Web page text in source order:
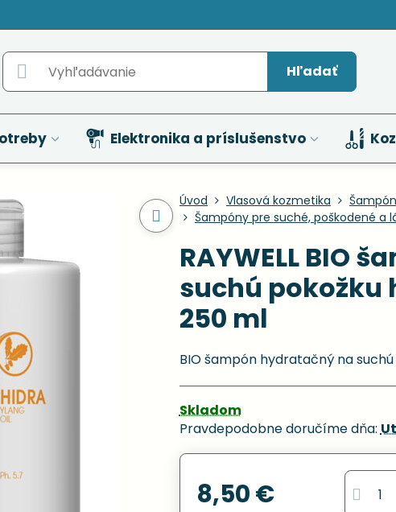
Hľadať
Elektronika a príslušenstvo
Úvod Vlasová kozmetika
Šampóny pre suché, poškodené a
RAYWELL BIO
suchú pokožku
250 ml
BIO šampón hydratačný na
Skladom
Pravdepodobne doručíme dňa:
8,50 €